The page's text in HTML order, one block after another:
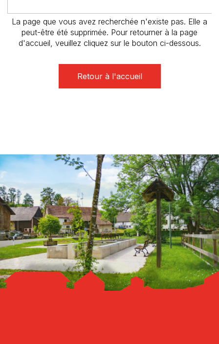
La page que vous avez recherchée n'existe pas. Elle a
peut-être été supprimée. Pour retourner à la page
d'accueil, veuillez cliquez sur le bouton ci-dessous.
Retour à l'accueil